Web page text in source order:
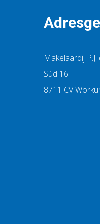
Makelaardij P.J.
Súd 16
8711 CV